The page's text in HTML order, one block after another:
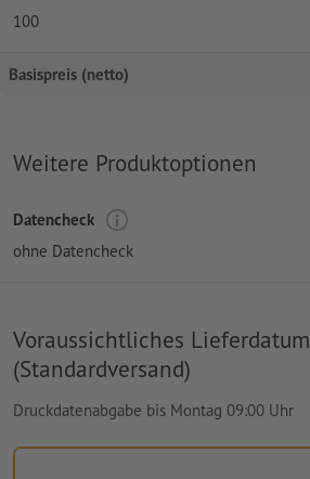
100
Basispreis (netto)
Weitere Produktoptionen
Datencheck
ohne Datencheck
Voraussichtliches Lieferdatum
(Standardversand)
Druckdatenabgabe bis Montag 09:00 Uhr